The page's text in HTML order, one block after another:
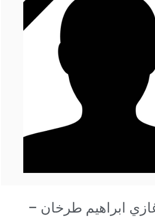
ابراهيم طرخان –